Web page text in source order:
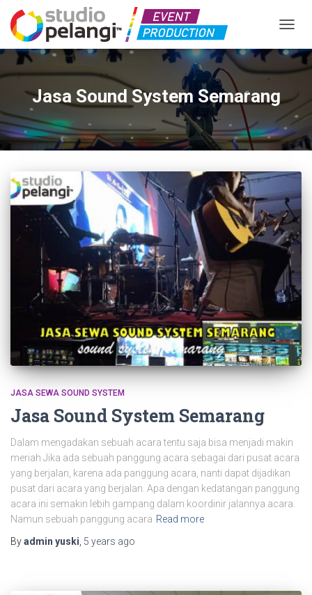
Jasa Sound System Semarang
JASA SEWA SOUND SYSTEM
Jasa Sound System Semarang
Dalam mengadakan sebuah acara tentu saja bisa menjadi makin
meriah Jika ada sebuah panggung acara sebagai dari pusat acara
yang berjalan, karena ada panggung acara, nanti dapat dijadikan
pusat dari acara yang berjalan. Apa dengan kedatangan panggung
acara ini semakin lebih gampang dalam koordinir jalannya acara.
Namun sebuah panggung acara Read more
Byadmin yuski 5 years ago